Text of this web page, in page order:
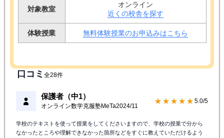
対象教室
オンライン
近くの校舎を探す
体験授業 無料体験授業のお申込みはこちら
口コミ 全28件
保護者（中1）
オンライン数学克服塾MeTa2024/11
★★★★★ 5.0/5
学校のテキストを使って授業をしてくださいますので、学校の授業で分から
なかったところや理解できなかった箇所などをすぐに教えていただけるよう